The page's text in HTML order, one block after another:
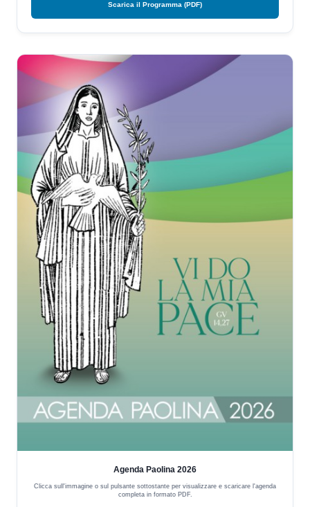
Scarica il Programma (PDF)
Agenda Paolina 2026
Clicca sull'immagine o sul pulsante sottostante per visualizzare e scaricare l'agenda
completa in formato PDF.